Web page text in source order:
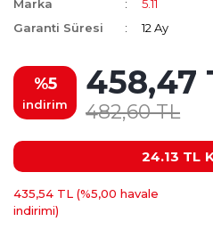
Marka
5.11
Garanti Süresi
12 Ay
%5
indirim
458,47
482,60 TL
24.13 TL
435,54 TL (%5,00 havale
indirimi)